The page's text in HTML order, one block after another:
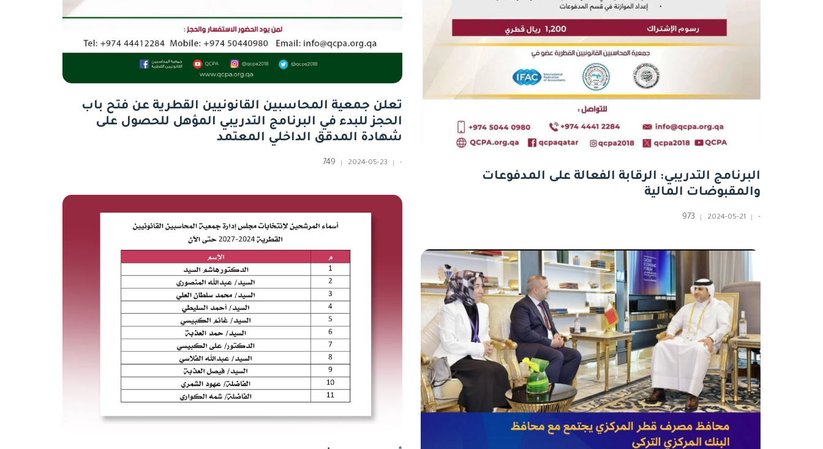
تعلن جمعية المحاسبين القانونيين القطرية عن فتح باب
الحجز للبدء في البرنامج التدريبي المؤهل للحصول على
شهادة المدقق الداخلي المعتمد
-
2024-05-23
749
البرنامج التدريبي: الرقابة الفعالة على المدفوعات
والمقبوضات المالية
-
2024-05-21
973